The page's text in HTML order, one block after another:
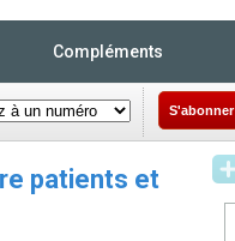
Compléments
S'abonner
patients et